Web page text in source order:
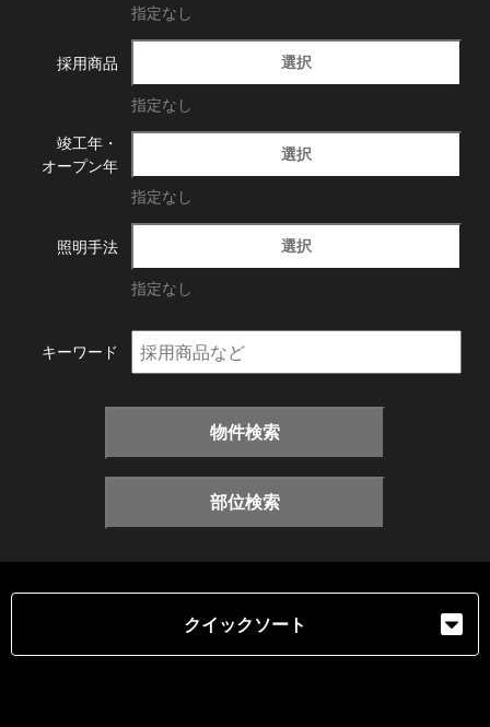
指定なし
採用商品 選択
指定なし
竣工年・
オープン年
選択
指定なし
照明手法 選択
指定なし
キーワード
物件検索
部位検索
クイックソート